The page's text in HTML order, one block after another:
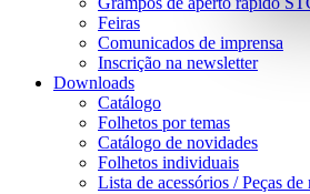
Feiras
Comunicados de imprensa
Inscrição na newsletter
Downloads
Catálogo
Folhetos por temas
Catálogo de novidades
Folhetos individuais
Lista de acessórios / Peças de